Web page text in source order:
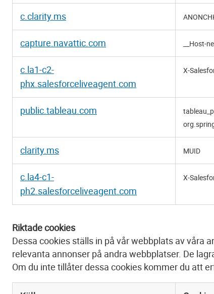
c.clarity.ms
capture.navattic.com __Host-
c.la1-c2-
phx.salesforceliveagent.com
X-
public.tableau.com
clarity.ms MUID
c.la4-c1-
ph2.salesforceliveagent.com
X-
Riktade cookies
Dessa cookies ställs in på vår webbplats av våra
relevanta annonser på andra webbplatser. De
Om du inte tillåter dessa cookies kommer du att